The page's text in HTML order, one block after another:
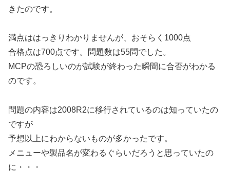
きたのです。
満点ははっきりわかりませんが、おそらく1000点
合格点は700点です。問題数は55問でした。
MCPの恐ろしいのが試験が終わった瞬間に合否がわかる
のです。
問題の内容は2008R2に移行されているのは知っていたの
ですが
予想以上にわからないものが多かったです。
メニューや製品名が変わるぐらいだろうと思っていたの
に・・・